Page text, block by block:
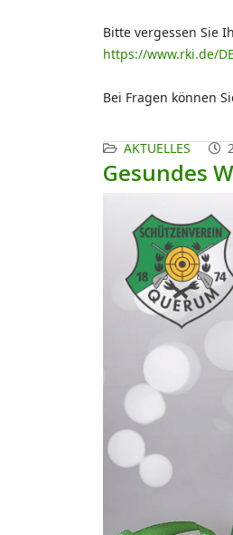
Bitte vergessen Sie
https://www.rki.de/
Bei Fragen können
AKTUELLES
Gesundes